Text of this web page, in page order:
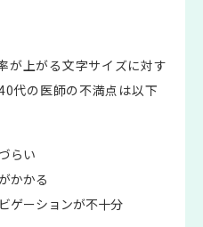
が上がる文字サイズに対す
代の医師の不満点は以下
らい
かかる
ゲーションが不十分